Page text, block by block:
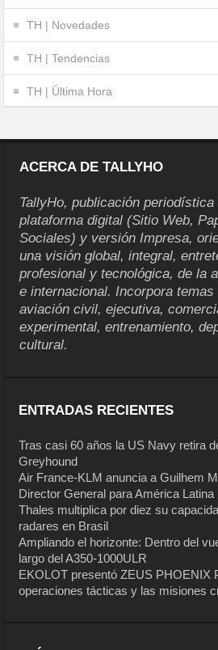
TH | Novedades
TH | Tendencias
TH | Última Hora
ACERCA DE TALLYHO
TallyHo, publicación
plataforma digital (Sitio Web,
Sociales) y versión Impresa,
una visión global, integral,
profesional y tecnológica, de la
e internacional. Incorpora
aviación civil, ejecutiva,
experimental, entrenamiento,
cultural.
ENTRADAS RECIENTES
Tras casi 60 años la US Navy retira
Greyhound
Air France-KLM anuncia a Guilhem
Director General para América Latina
Thales multiplica por diez su
radares en Brasil
Ampliando el horizonte: Dentro del
largo del A350-1000ULR
EKOLOT presentó ZEUS PHOENIX
operaciones tácticas y las misiones